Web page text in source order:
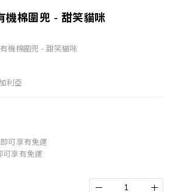
機棉圍兜 - 甜笑貓咪
機棉圍兜 - 甜笑貓咪
利亞
可享有免運
可享有免運